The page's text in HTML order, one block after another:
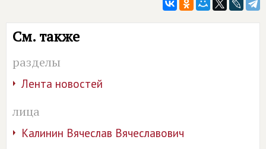
См. также
разделы
Лента новостей
лица
Калинин Вячеслав Вячеславович